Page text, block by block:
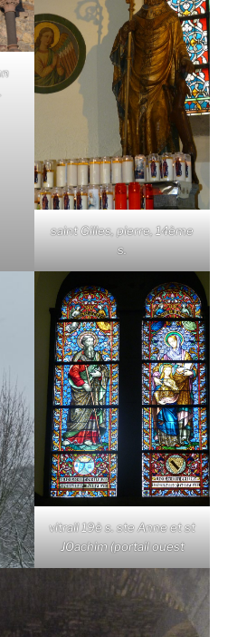
saint Gilles, pierre, 14ème
s.
vitrail 19è s. ste Anne et st
JOachim (portail ouest